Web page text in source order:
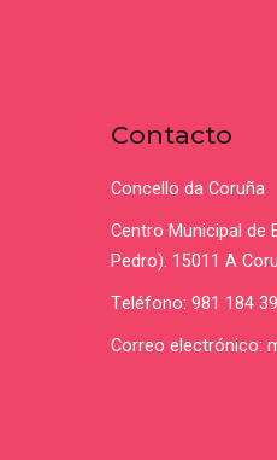
Contacto
Concello da Coruña
Centro Municipal de
Pedro). 15011 A
Teléfono: 981 184
Correo electrónico: